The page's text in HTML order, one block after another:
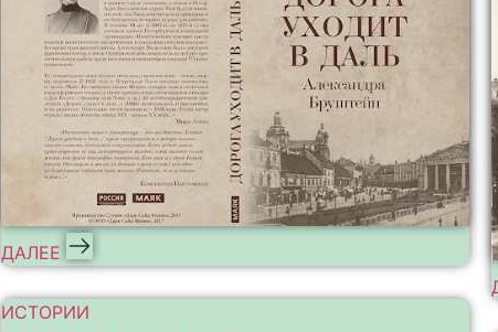
ДАЛЕЕ
ИСТОРИИ